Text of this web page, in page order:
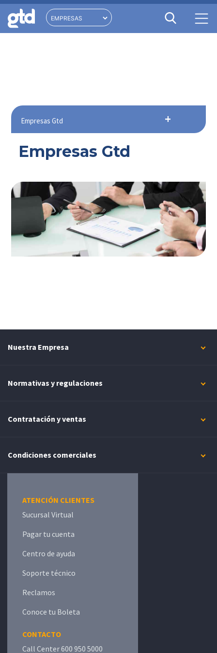
Empresas Gtd
Empresas Gtd
Nuestra Empresa
Normativas y regulaciones
Contratación y ventas
Condiciones comerciales
ATENCIÓN CLIENTES
Sucursal Virtual
Pagar tu cuenta
Centro de ayuda
Soporte técnico
Reclamos
Conoce tu Boleta
CONTACTO
Call Center 600 950 5000